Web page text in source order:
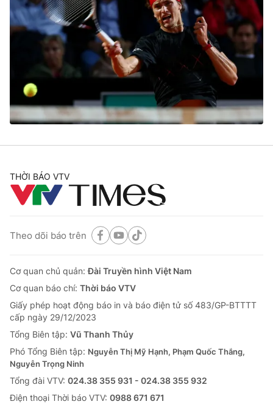
THỜI BÁO VTV
Theo dõi báo trên
Cơ quan chủ quản:Đài Truyền hình Việt Nam
Cơ quan báo chí: Thời báo VTV
Giấy phép hoạt động báo in và báo điện tử số 483/GP-BTTTT
cấp ngày 29/12/2023
Tổng Biên tập: Vũ Thanh Thủy
Phó Tổng Biên tập: Nguyễn Thị Mỹ Hạnh, Phạm Quốc Thắng,
Nguyễn Trọng Ninh
Tổng đài VTV: 024.38 355 931 - 024.38 355 932
Ðiện thoại Thời báo VTV: 0988 671 671